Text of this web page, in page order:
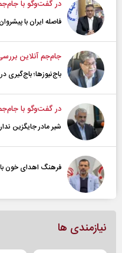
در گفت‌و‌گو با
فاصله ایران با
جام‌جم آنلاین
باج‌نیوزها؛ باج‌گیری
در گفت‌و‌گو با
شیر مادر جایگزین
فرهنگ اهدای خون
نیازمندی ها